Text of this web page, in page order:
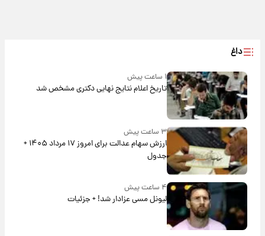
داغ
۱ ساعت پیش
تاریخ اعلام نتایج نهایی دکتری مشخص شد
۳ ساعت پیش
ارزش سهام عدالت برای امروز ۱۷ مرداد ۱۴۰۵ +
جدول
۴ ساعت پیش
لیونل مسی عزادار شد! + جزئیات